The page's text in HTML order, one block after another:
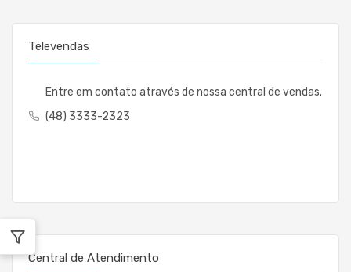
Televendas
Entre em contato através de nossa central de vendas.
(48) 3333-2323
Central de Atendimento